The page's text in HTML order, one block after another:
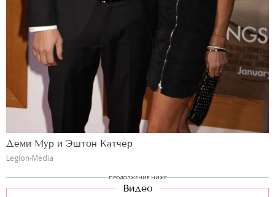
Деми Мур и Эштон Катчер
Legion-Media
ПРОДОЛЖЕНИЕ НИЖЕ
Видео